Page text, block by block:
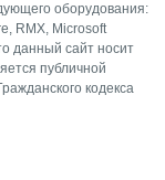
оборудования:
RMX, Microsoft
данный сайт носит
публичной
кодекса